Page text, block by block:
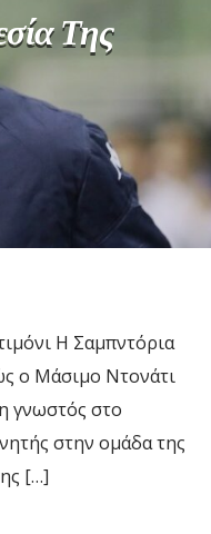
Της
Η Σαμπντόρια
ο Μάσιμο Ντονάτι
γνωστός στο
στην ομάδα της
[…]